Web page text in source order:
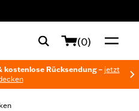
(0)
kostenlose Rücksendung – jetzt